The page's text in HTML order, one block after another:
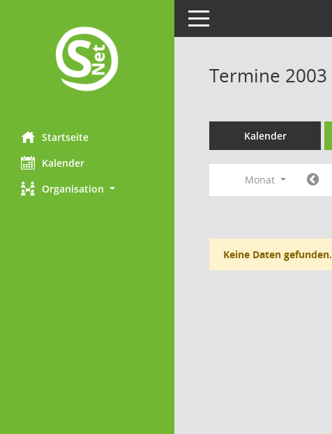
Startseite
Kalender
Organisation
Toggle navigation
Termine 2003
Kalender
Monat
Keine Daten gefunden.